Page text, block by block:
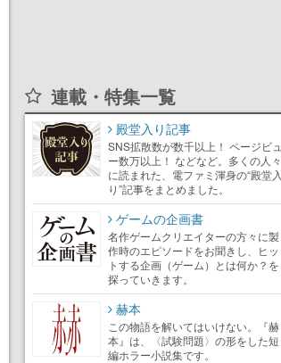
連載・特集一覧
殿堂入り記事
SNS拡散数が数千以上！ ページビュ
ー数万以上！ などなど。多くの人々
に読まれた、電ファミ渾身の“殿堂入
り”記事をまとめました。
ゲームの企画書
名作ゲームクリエイターの方々に製
作時のエピソードをお聞きし、ヒッ
トする企画（ゲーム）とは何か？を
探っていきます。
赫本
この物語を解いてはいけない。『赫
本』は、〈試験問題〉の形をした短
編ホラー小説集です。